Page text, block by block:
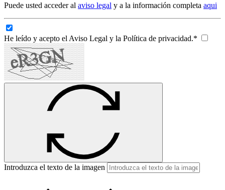
Puede usted acceder al aviso legal y a la información completa aqui
He leído y acepto el Aviso Legal y la Política de privacidad.*
Introduzca el texto de la imagen